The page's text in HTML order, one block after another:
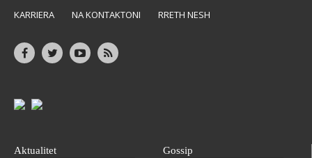
KARRIERA NA KONTAKTONI RRETH NESH
Aktualitet Gossip